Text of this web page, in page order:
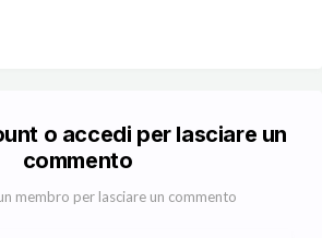
o accedi per lasciare un
commento
membro per lasciare un commento